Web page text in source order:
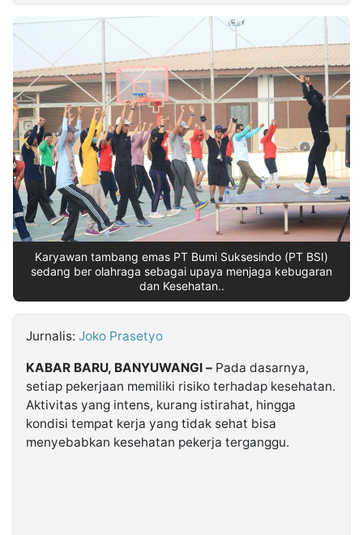
Partner
Insight
NTB
Suara
Time
Lens
IDN
Daily
Jogja
Jalan
Rakyat
Idealita
News
Kita
Notice
Dinamikapost.com
Radar
Baru
Seedbacklink
Follow
Kabarbaru
Kabarbaru.co
Karyawan tambang emas PT Bumi Suksesindo (PT BSI)
sedang ber olahraga sebagai upaya menjaga kebugaran
dan Kesehatan..
Jurnalis: Joko Prasetyo
KABAR BARU, BANYUWANGI – Pada dasarnya,
setiap pekerjaan memiliki risiko terhadap kesehatan.
Aktivitas yang intens, kurang istirahat, hingga
kondisi tempat kerja yang tidak sehat bisa
menyebabkan kesehatan pekerja terganggu.